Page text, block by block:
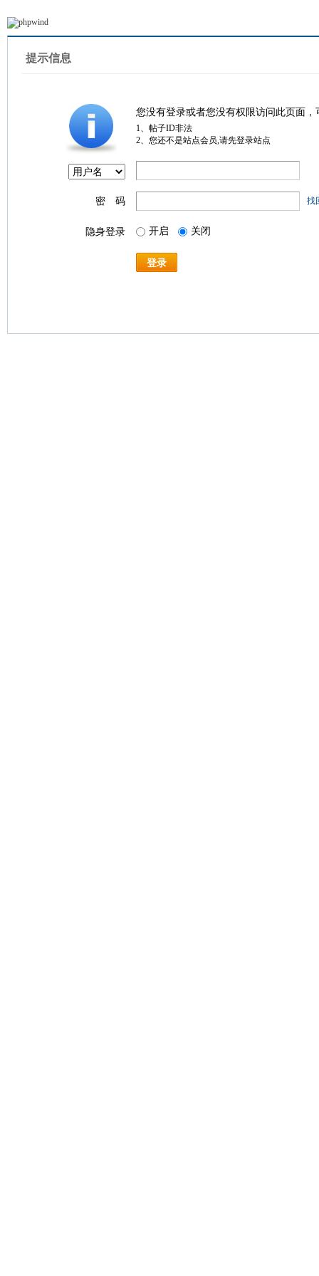
提示信息
您没有登录或者您没有权限访问此页面
1、帖子ID非法
2、您还不是站点会员,请先登录站点
密 码 找
隐身登录 开启 关闭
登录